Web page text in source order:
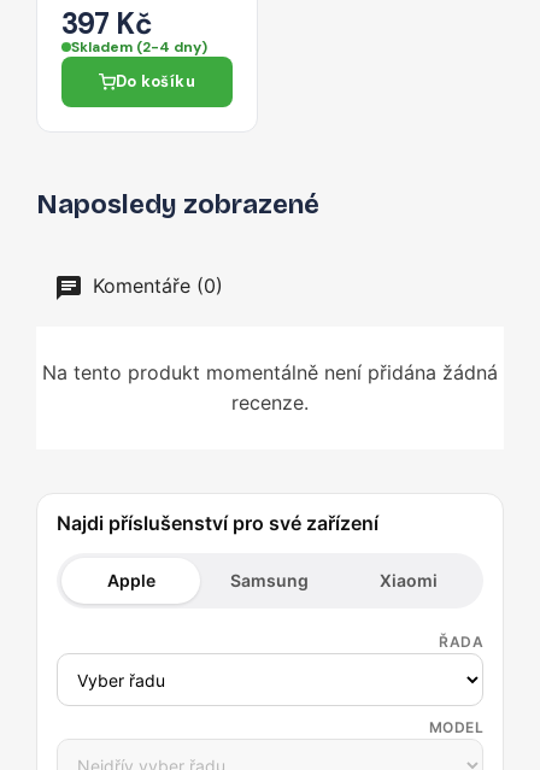
čtečkou SD a
microSD 0,3 m –
černý
397 Kč
Skladem (2-4 dny)
Do košíku
Naposledy zobrazené
Komentáře (0)
Na tento produkt momentálně není přidána žádná
recenze.
Najdi příslušenství pro své zařízení
Apple Samsung Xiaomi
ŘADA
MODEL